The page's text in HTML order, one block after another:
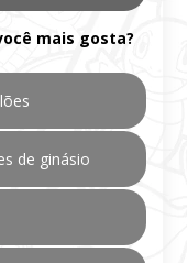
mais gosta?
de ginásio